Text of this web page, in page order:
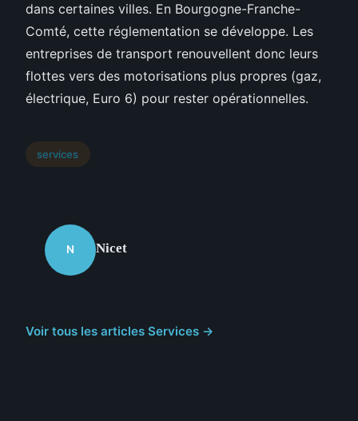
dans certaines villes. En Bourgogne-Franche-
Comté, cette réglementation se développe. Les
entreprises de transport renouvellent donc leurs
flottes vers des motorisations plus propres (gaz,
électrique, Euro 6) pour rester opérationnelles.
services
N Nicet
Voir tous les articles Services →